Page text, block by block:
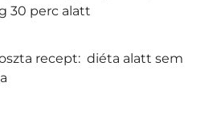
30 perc alatt
recept: diéta alatt sem